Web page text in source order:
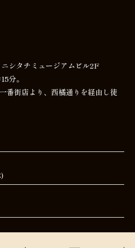
シタチミュージアムビル2F
分。
番街店より、西橘通りを経由し徒